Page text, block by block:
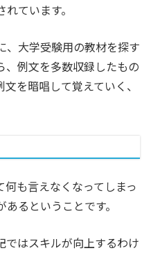
ています。
、大学受験用の教材を探す
、例文を多数収録したもの
を暗唱して覚えていく、
も言えなくなってしまっ
るということです。
ではスキルが向上するわけ